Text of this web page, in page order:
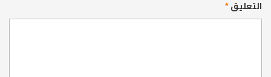
التعليق*